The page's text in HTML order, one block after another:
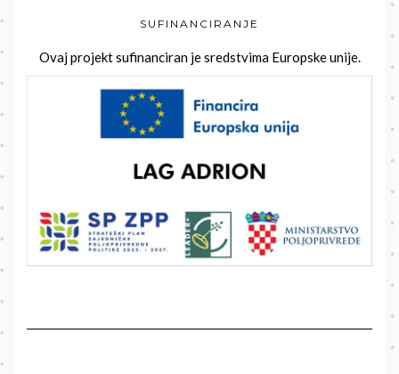
SUFINANCIRANJE
Ovaj projekt sufinanciran je sredstvima Europske unije.